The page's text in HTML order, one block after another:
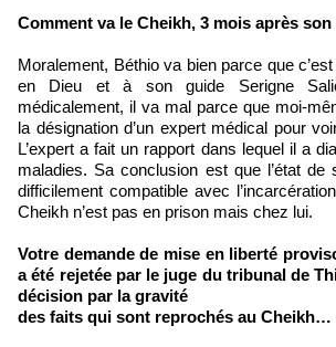
Comment va le Cheikh, 3 mois après
Moralement, Béthio va bien parce que
en Dieu et à son guide Serigne
médicalement, il va mal parce que moi-
la désignation d’un expert médical pour
L’expert a fait un rapport dans lequel il a
maladies. Sa conclusion est que l’état de
difficilement compatible avec
Cheikh n’est pas en prison mais chez lui.
Votre demande de mise en liberté
a été rejetée par le juge du tribunal de
décision par la gravité
des faits qui sont reprochés au Cheikh…